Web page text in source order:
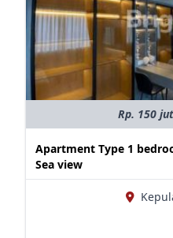
Rp. 150
Apartment Type 1
Sea view